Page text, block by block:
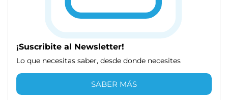
¡Suscribite al Newsletter!
Lo que necesitas saber, desde donde necesites
SABER MÁS